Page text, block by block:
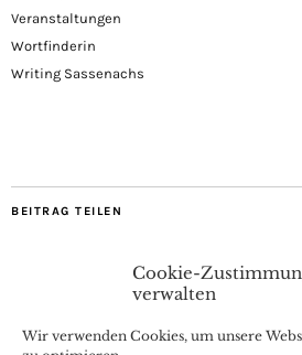
Cookie-
verwalten
Wir verwenden Cookies, um unsere
Veranstaltungen
Wortfinderin
Writing Sassenachs
BEITRAG TEILEN